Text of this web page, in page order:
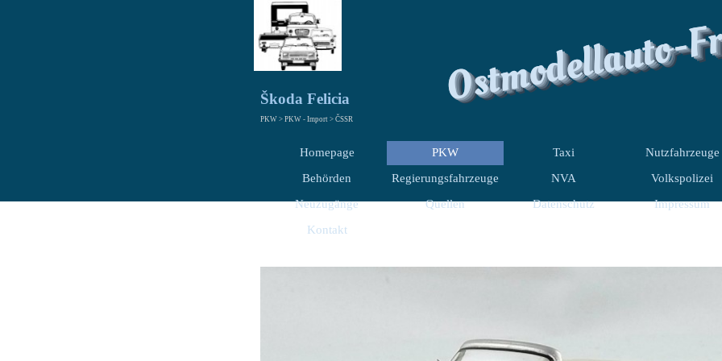
Ostmodellauto-
Škoda Felicia
PKW > PKW - Import > ČSSR
Homepage PKW Taxi
Nutzfahrzeuge
Behörden
Regierungsfahrzeuge NVA
Volkspolizei
Neuzugänge
Quellen Datenschutz
Impressum
Kontakt